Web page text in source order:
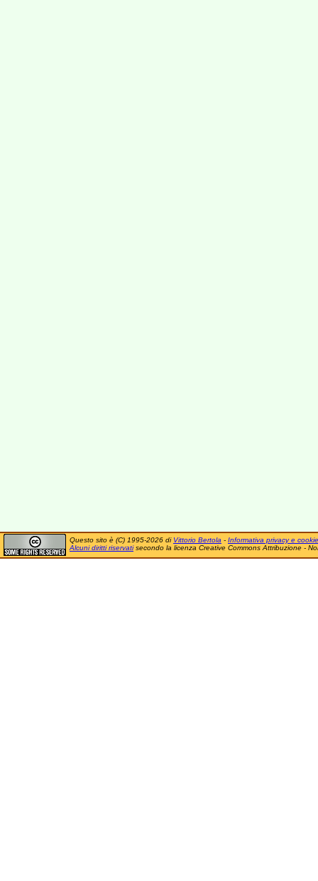
Questo sito è (C) 1995-2026 di Vittorio Bertola - Informativa privacy e cookie
Alcuni diritti riservatisecondo la licenza Creative Commons Attribuzione -